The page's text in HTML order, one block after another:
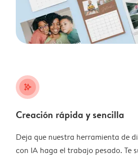
stars_plus
Creación rápida y sencilla
Deja que nuestra herramienta de
con IA haga el trabajo pesado. Te